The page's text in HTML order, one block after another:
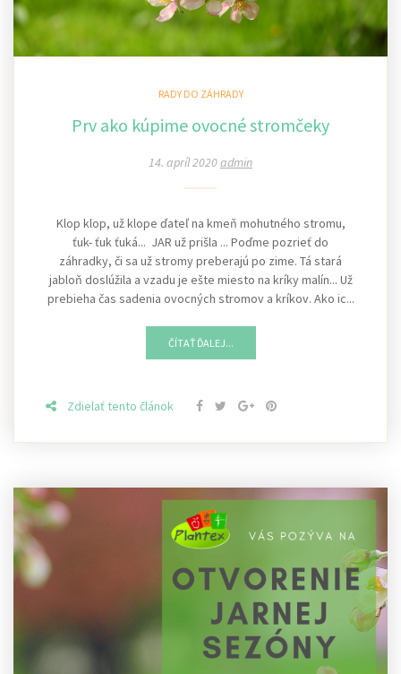
RADY DO ZÁHRADY
Prv ako kúpime ovocné stromčeky
14. apríl 2020admin
Klop klop, už klope ďateľ na kmeň mohutného stromu,
ťuk- ťuk ťuká... JAR už prišla ... Poďme pozrieť do
záhradky, či sa už stromy preberajú po zime. Tá stará
jabloň doslúžila a vzadu je ešte miesto na kríky malín... Už
prebieha čas sadenia ovocných stromov a kríkov. Ako ic...
ČÍTAŤ ĎALEJ...
Zdielať tento článok